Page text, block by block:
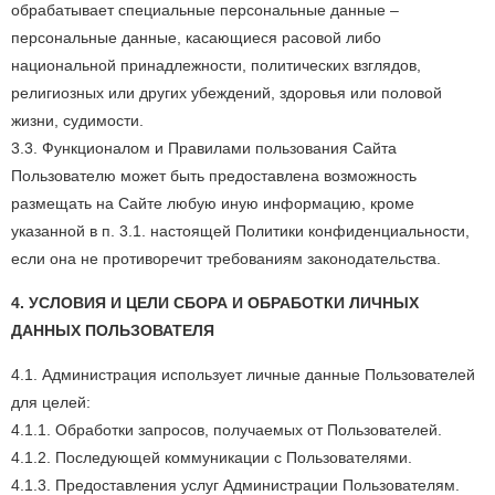
обрабатывает специальные персональные данные –
персональные данные, касающиеся расовой либо
национальной принадлежности, политических взглядов,
религиозных или других убеждений, здоровья или половой
жизни, судимости.
3.3. Функционалом и Правилами пользования Сайта
Пользователю может быть предоставлена возможность
размещать на Сайте любую иную информацию, кроме
указанной в п. 3.1. настоящей Политики конфиденциальности,
если она не противоречит требованиям законодательства.
4. УСЛОВИЯ И ЦЕЛИ СБОРА И ОБРАБОТКИ ЛИЧНЫХ
ДАННЫХ ПОЛЬЗОВАТЕЛЯ
4.1. Администрация использует личные данные Пользователей
для целей:
4.1.1. Обработки запросов, получаемых от Пользователей.
4.1.2. Последующей коммуникации с Пользователями.
4.1.3. Предоставления услуг Администрации Пользователям.